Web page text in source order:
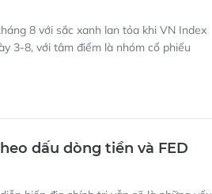
8 với sắc xanh lan tỏa khi VN Index
3-8, với tâm điểm là nhóm cổ phiếu
dấu dòng tiền và FED